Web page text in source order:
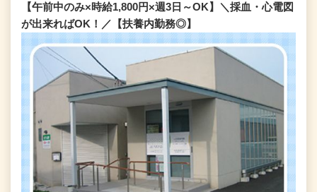
【午前中のみ×時給1,800円×週3日～OK】＼採血・心電図
が出来ればOK！／【扶養内勤務◎】